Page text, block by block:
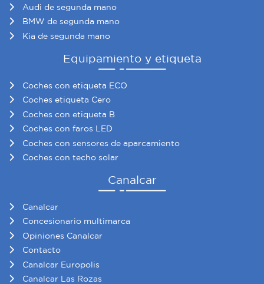
Audi de segunda mano
BMW de segunda mano
Kia de segunda mano
Equipamiento y etiqueta
Coches con etiqueta ECO
Coches etiqueta Cero
Coches con etiqueta B
Coches con faros LED
Coches con sensores de aparcamiento
Coches con techo solar
Canalcar
Canalcar
Concesionario multimarca
Opiniones Canalcar
Contacto
Canalcar Europolis
Canalcar Las Rozas